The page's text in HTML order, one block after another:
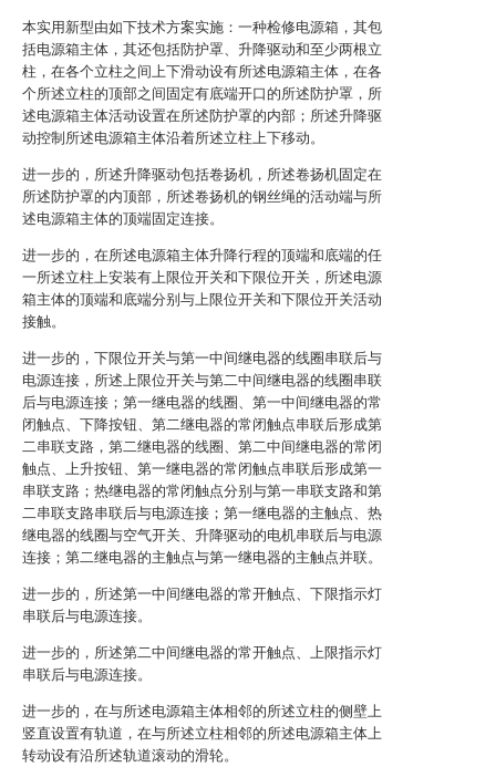
本实用新型由如下技术方案实施：一种检修电源箱，其包
括电源箱主体，其还包括防护罩、升降驱动和至少两根立
柱，在各个立柱之间上下滑动设有所述电源箱主体，在各
个所述立柱的顶部之间固定有底端开口的所述防护罩，所
述电源箱主体活动设置在所述防护罩的内部；所述升降驱
动控制所述电源箱主体沿着所述立柱上下移动。
进一步的，所述升降驱动包括卷扬机，所述卷扬机固定在
所述防护罩的内顶部，所述卷扬机的钢丝绳的活动端与所
述电源箱主体的顶端固定连接。
进一步的，在所述电源箱主体升降行程的顶端和底端的任
一所述立柱上安装有上限位开关和下限位开关，所述电源
箱主体的顶端和底端分别与上限位开关和下限位开关活动
接触。
进一步的，下限位开关与第一中间继电器的线圈串联后与
电源连接，所述上限位开关与第二中间继电器的线圈串联
后与电源连接；第一继电器的线圈、第一中间继电器的常
闭触点、下降按钮、第二继电器的常闭触点串联后形成第
二串联支路，第二继电器的线圈、第二中间继电器的常闭
触点、上升按钮、第一继电器的常闭触点串联后形成第一
串联支路；热继电器的常闭触点分别与第一串联支路和第
二串联支路串联后与电源连接；第一继电器的主触点、热
继电器的线圈与空气开关、升降驱动的电机串联后与电源
连接；第二继电器的主触点与第一继电器的主触点并联。
进一步的，所述第一中间继电器的常开触点、下限指示灯
串联后与电源连接。
进一步的，所述第二中间继电器的常开触点、上限指示灯
串联后与电源连接。
进一步的，在与所述电源箱主体相邻的所述立柱的侧壁上
竖直设置有轨道，在与所述立柱相邻的所述电源箱主体上
转动设有沿所述轨道滚动的滑轮。